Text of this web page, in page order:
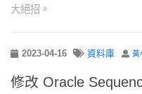
大絕招。
2023-04-16 資料庫 黃
修改 Oracle